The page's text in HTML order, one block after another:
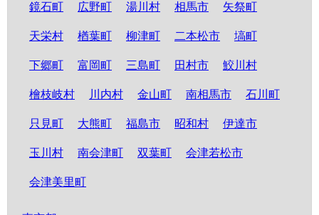
鏡石町 広野町 湯川村 相馬市 矢祭町
天栄村 楢葉町 柳津町 二本松市 塙町
下郷町 富岡町 三島町 田村市 鮫川村
檜枝岐村 川内村 金山町 南相馬市 石川町
只見町 大熊町 福島市 昭和村 伊達市
玉川村 南会津町 双葉町 会津若松市
会津美里町